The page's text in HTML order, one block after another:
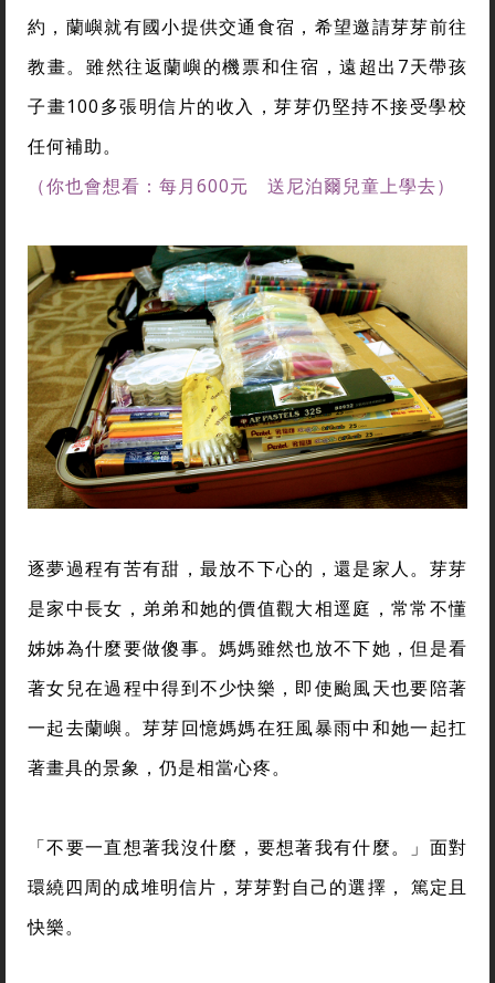
約，蘭嶼就有國小提供交通食宿，希望邀請芽芽前往
教畫。雖然往返蘭嶼的機票和住宿，遠超出7天帶孩
子畫100多張明信片的收入，芽芽仍堅持不接受學校
任何補助。
（你也會想看：每月600元 送尼泊爾兒童上學去）
逐夢過程有苦有甜，最放不下心的，還是家人。芽芽
是家中長女，弟弟和她的價值觀大相逕庭，常常不懂
姊姊為什麼要做傻事。媽媽雖然也放不下她，但是看
著女兒在過程中得到不少快樂，即使颱風天也要陪著
一起去蘭嶼。芽芽回憶媽媽在狂風暴雨中和她一起扛
著畫具的景象，仍是相當心疼。
「不要一直想著我沒什麼，要想著我有什麼。」面對
環繞四周的成堆明信片，芽芽對自己的選擇， 篤定且
快樂。